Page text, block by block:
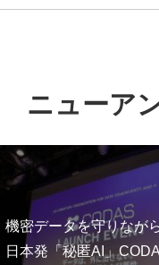
ニューア
機密データを守りなが
日本発「秘匿AI」